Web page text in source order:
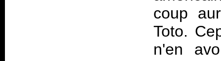
coup
Toto.
n'en